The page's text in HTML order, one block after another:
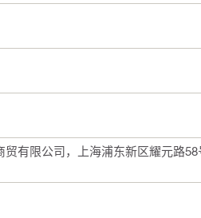
贸有限公司，上海浦东新区耀元路